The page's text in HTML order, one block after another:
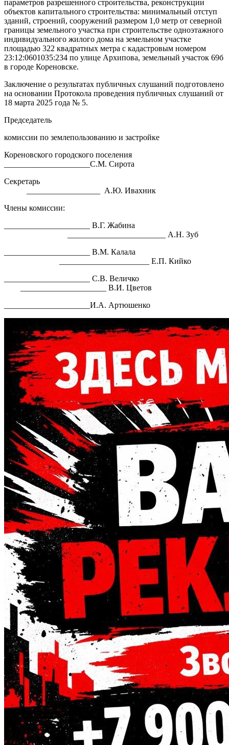
параметров разрешенного строительства, реконструкции
объектов капитального строительства: минимальный отступ
зданий, строений, сооружений размером 1,0 метр от северной
границы земельного участка при строительстве одноэтажного
индивидуального жилого дома на земельном участке
площадью 322 квадратных метра с кадастровым номером
23:12:0601035:234 по улице Архипова, земельный участок 69б
в городе Кореновске.
Заключение о результатах публичных слушаний подготовлено
на основании Протокола проведения публичных слушаний от
18 марта 2025 года № 5.
Председатель
комиссии по землепользованию и застройке
Кореновского городского поселения
_____________________С.М. Сирота
Секретарь
__________________ А.Ю. Ивахник
Члены комиссии:
_____________________ В.Г. Жабина
________________________ А.Н. Зуб
_____________________ В.М. Калала
______________________ Е.П. Кийко
_____________________ С.В. Величко
_____________________ В.И. Цветов
_____________________И.А. Артюшенко